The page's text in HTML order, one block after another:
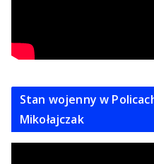
Stan wojenny w
Mikołajczak